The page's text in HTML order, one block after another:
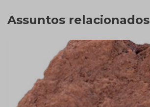
Assuntos relacionados